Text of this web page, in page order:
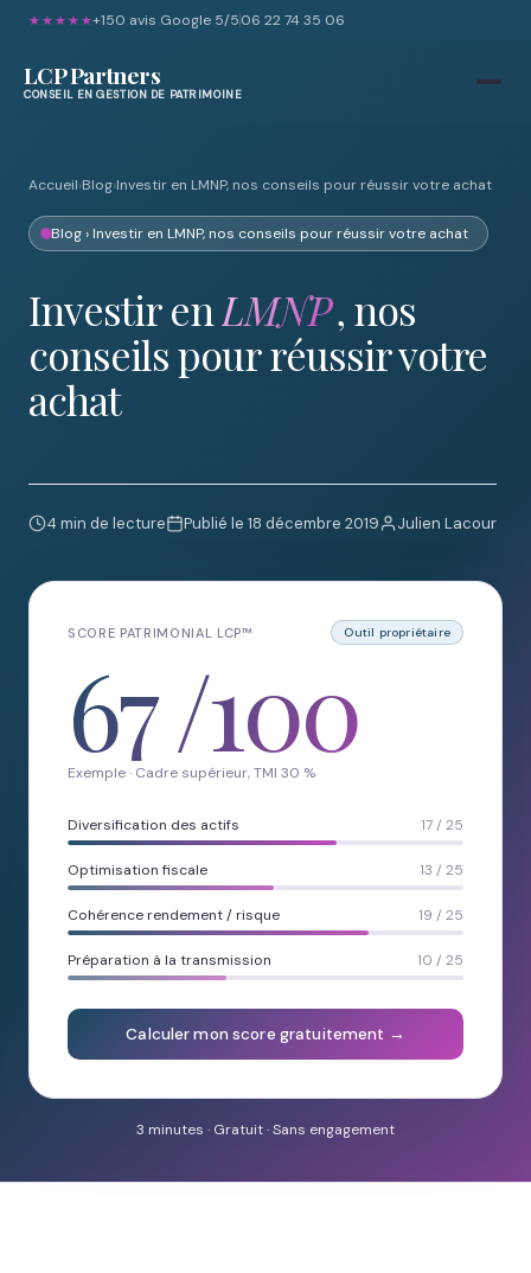
★★★★★+150 avis Google 5/506 22 74 35 06
LCP Partners
CONSEIL EN GESTION DE PATRIMOINE
Accueil›Blog›Investir en LMNP, nos conseils pour réussir votre achat
Blog › Investir en LMNP, nos conseils pour réussir votre achat
Investir enLMNP, nos
conseils pour réussir votre
achat
4 min de lecture Publié le 18 décembre 2019 Julien Lacour
SCORE PATRIMONIAL LCP™ Outil propriétaire
67/100
Exemple · Cadre supérieur, TMI 30 %
Diversification des actifs 17 / 25
Optimisation fiscale 13 / 25
Cohérence rendement / risque 19 / 25
Préparation à la transmission 10 / 25
Calculer mon score gratuitement →
3 minutes · Gratuit · Sans engagement